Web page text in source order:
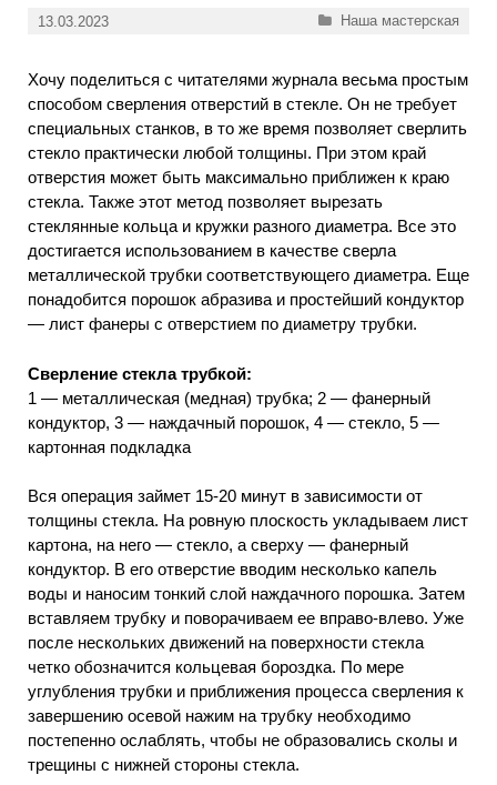
13.03.2023 Рубрики
Наша мастерская
Хочу поделиться с читателями журнала весьма простым
способом сверления отверстий в стекле. Он не требует
специальных станков, в то же время позволяет сверлить
стекло практически любой толщины. При этом край
отверстия может быть максимально приближен к краю
стекла. Также этот метод позволяет вырезать
стеклянные кольца и кружки разного диаметра. Все это
достигается использованием в качестве сверла
металлической трубки соответствующего диаметра. Еще
понадобится порошок абразива и простейший кондуктор
— лист фанеры с отверстием по диаметру трубки.
Сверление стекла трубкой:
1 — металлическая (медная) трубка; 2 — фанерный
кондуктор, 3 — наждачный порошок, 4 — стекло, 5 —
картонная подкладка
Вся операция займет 15-20 минут в зависимости от
толщины стекла. На ровную плоскость укладываем лист
картона, на него — стекло, а сверху — фанерный
кондуктор. В его отверстие вводим несколько капель
воды и наносим тонкий слой наждачного порошка. Затем
вставляем трубку и поворачиваем ее вправо-влево. Уже
после нескольких движений на поверхности стекла
четко обозначится кольцевая бороздка. По мере
углубления трубки и приближения процесса сверления к
завершению осевой нажим на трубку необходимо
постепенно ослаблять, чтобы не образовались сколы и
трещины с нижней стороны стекла.